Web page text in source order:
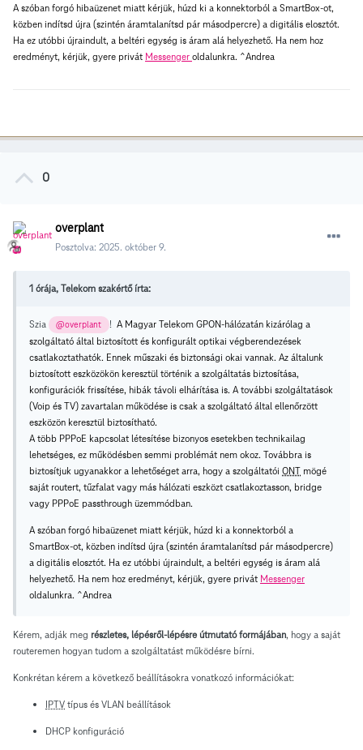
A szóban forgó hibaüzenet miatt kérjük, húzd ki a konnektorból a SmartBox-ot,
közben indítsd újra (szintén áramtalanítsd pár másodpercre) a digitális elosztót.
Ha ez utóbbi újraindult, a beltéri egység is áram alá helyezhető. Ha nem hoz
eredményt, kérjük, gyere privát Messenger oldalunkra. ^Andrea
0
overplant
Posztolva: 2025. október 9.
1 órája, Telekom szakértő írta:
Szia @overplant ! A Magyar Telekom GPON-hálózatán kizárólag a
szolgáltató által biztosított és konfigurált optikai végberendezések
csatlakoztathatók. Ennek műszaki és biztonsági okai vannak. Az általunk
biztosított eszközökön keresztül történik a szolgáltatás biztosítása,
konfigurációk frissítése, hibák távoli elhárítása is. A további szolgáltatások
(Voip és TV) zavartalan működése is csak a szolgáltató által ellenőrzött
eszközön keresztül biztosítható.
A több PPPoE kapcsolat létesítése bizonyos esetekben technikailag
lehetséges, ez működésben semmi problémát nem okoz. Továbbra is
biztosítjuk ugyanakkor a lehetőséget arra, hogy a szolgáltatói ONT mögé
saját routert, tűzfalat vagy más hálózati eszközt csatlakoztasson, bridge
vagy PPPoE passthrough üzemmódban.
A szóban forgó hibaüzenet miatt kérjük, húzd ki a konnektorból a
SmartBox-ot, közben indítsd újra (szintén áramtalanítsd pár másodpercre)
a digitális elosztót. Ha ez utóbbi újraindult, a beltéri egység is áram alá
helyezhető. Ha nem hoz eredményt, kérjük, gyere privát Messenger
oldalunkra. ^Andrea
Kérem, adják meg részletes, lépésről-lépésre útmutató formájában, hogy a saját
routeremen hogyan tudom a szolgáltatást működésre bírni.
Konkrétan kérem a következő beállításokra vonatkozó információkat:
IPTV típus és VLAN beállítások
DHCP konfiguráció